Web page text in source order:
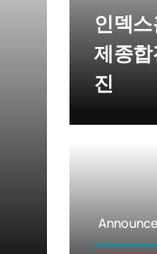
인덱
제종
진